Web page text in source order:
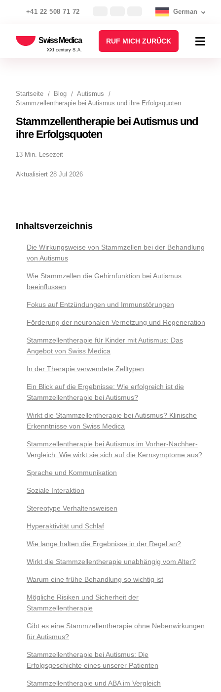
+41 22 508 71 72 German
Swiss Medica
XXI century S.A.
RUF MICH ZURÜCK
Startseite Blog
Autismus
Stammzellentherapie bei Autismus und ihre Erfolgsquoten
Stammzellentherapie bei Autismus und
ihre Erfolgsquoten
13 Min. Lesezeit
Aktualisiert 28 Jul 2026
Inhaltsverzeichnis
Die Wirkungsweise von Stammzellen bei der Behandlung
von Autismus
Wie Stammzellen die Gehirnfunktion bei Autismus
beeinflussen
Fokus auf Entzündungen und Immunstörungen
Förderung der neuronalen Vernetzung und Regeneration
Stammzellentherapie für Kinder mit Autismus: Das
Angebot von Swiss Medica
In der Therapie verwendete Zelltypen
Ein Blick auf die Ergebnisse: Wie erfolgreich ist die
Stammzellentherapie bei Autismus?
Wirkt die Stammzellentherapie bei Autismus? Klinische
Erkenntnisse von Swiss Medica
Stammzellentherapie bei Autismus im Vorher-Nachher-
Vergleich: Wie wirkt sie sich auf die Kernsymptome aus?
Sprache und Kommunikation
Soziale Interaktion
Stereotype Verhaltensweisen
Hyperaktivität und Schlaf
Wie lange halten die Ergebnisse in der Regel an?
Wirkt die Stammzellentherapie unabhängig vom Alter?
Warum eine frühe Behandlung so wichtig ist
Mögliche Risiken und Sicherheit der
Stammzellentherapie
Gibt es eine Stammzellentherapie ohne Nebenwirkungen
für Autismus?
Stammzellentherapie bei Autismus: Die
Erfolgsgeschichte eines unserer Patienten
Stammzellentherapie und ABA im Vergleich